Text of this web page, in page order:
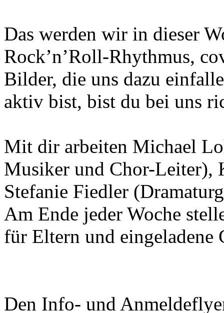
Das werden wir in dieser
Rock’n’Roll-Rhythmus,
Bilder, die uns dazu
aktiv bist, bist du bei uns
Mit dir arbeiten Michael
Musiker und Chor-Leiter),
Stefanie Fiedler
Am Ende jeder Woche
für Eltern und eingeladene
Den Info- und